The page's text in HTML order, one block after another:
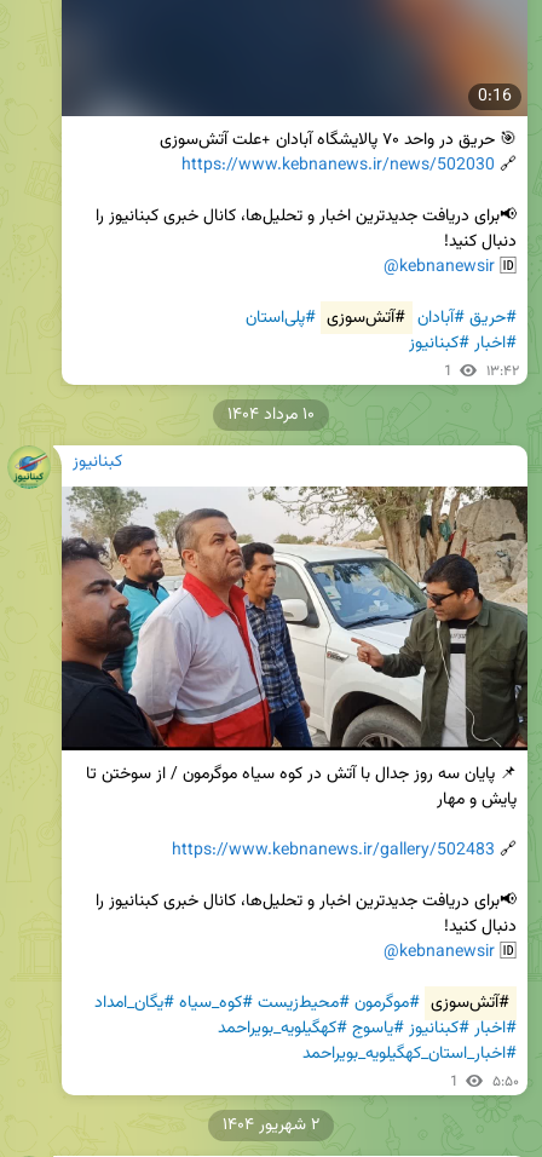
0:16
🔗
https://www.kebnanews.ir/news/502030
🆔
@kebnanewsir
#حریق#آبادان #آتش‌سوزی
#پلی‌استان
#اخبار#کبنانیوز
1 ۱۳:۴۲
کبنانیوز
🔗
https://www.kebnanews.ir/gallery/502483
🆔
@kebnanewsir
#آتش‌سوزی
#موگرمون#محیط‌زیست #کوه_سیاه#یگان_امداد
#اخبار#کبنانیوز#یاسوج#کهگیلویه_بویراحمد
#اخبار_استان_کهگیلویه_بویراحمد
1 ۵:۵۰
۱۰ مرداد ۱۴۰۴
۲ شهریور ۱۴۰۴